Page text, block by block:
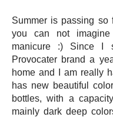
Summer is passing so
you can not
manicure :) Since I
Provocater brand a
home and I am really
has new beautiful
bottles, with a
mainly dark deep